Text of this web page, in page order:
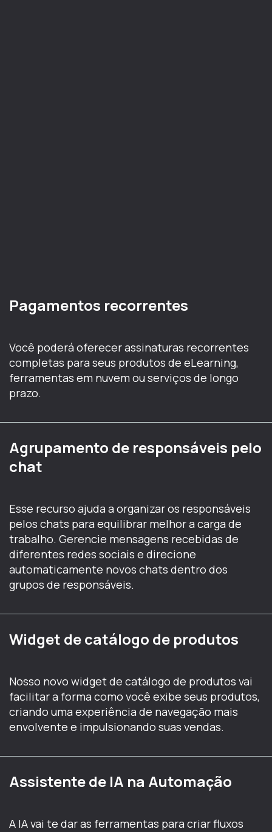
Pagamentos recorrentes
Você poderá oferecer assinaturas recorrentes
completas para seus produtos de eLearning,
ferramentas em nuvem ou serviços de longo
prazo.
Agrupamento de responsáveis pelo
chat
Esse recurso ajuda a organizar os responsáveis
pelos chats para equilibrar melhor a carga de
trabalho. Gerencie mensagens recebidas de
diferentes redes sociais e direcione
automaticamente novos chats dentro dos
grupos de responsáveis.
Widget de catálogo de produtos
Nosso novo widget de catálogo de produtos vai
facilitar a forma como você exibe seus produtos,
criando uma experiência de navegação mais
envolvente e impulsionando suas vendas.
Assistente de IA na Automação
A IA vai te dar as ferramentas para criar fluxos